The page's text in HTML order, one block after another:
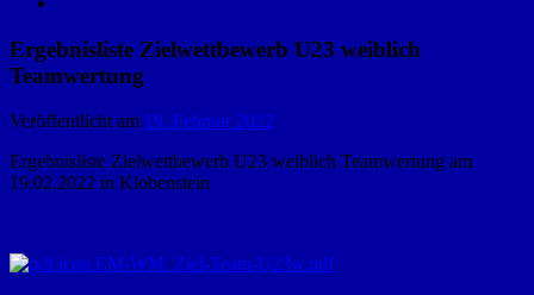
Ergebnisliste Zielwettbewerb U23 weiblich
Teamwertung
Veröffentlicht am 19. Februar 2022
Ergebnisliste Zielwettbewerb U23 weiblich Teamwertung am
19.02.2022 in Klobenstein
EM-WM_Ziel-Team-U23w.pdf